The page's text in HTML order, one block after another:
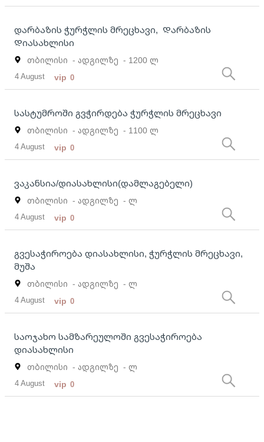
დარბაზის ჭურჭლის მრეცხავი, Დარბაზის
Დიასახლისი
თბილისი - ადგილზე - 1200 ლ
4 August vip 0
სასტუმროში გვჭირდება ჭურჭლის მრეცხავი
თბილისი - ადგილზე - 1100 ლ
4 August vip 0
ვაკანსია/დიასახლისი(დამლაგებელი)
თბილისი - ადგილზე - ლ
4 August vip 0
გვესაჭიროება დიასახლისი, ჭურჭლის მრეცხავი,
მუშა
თბილისი - ადგილზე - ლ
4 August vip 0
საოჯახო სამზარეულოში გვესაჭიროება
დიასახლისი
თბილისი - ადგილზე - ლ
4 August vip 0